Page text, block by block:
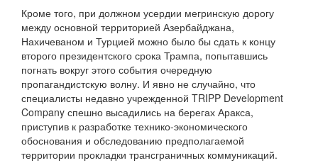
Кроме того, при должном усердии мегринскую дорогу
между основной территорией Азербайджана,
Нахичеваном и Турцией можно было бы сдать к концу
второго президентского срока Трампа, попытавшись
погнать вокруг этого события очередную
пропагандистскую волну. И явно не случайно, что
специалисты недавно учрежденной TRIPP Development
Company спешно высадились на берегах Аракса,
приступив к разработке технико-экономического
обоснования и обследованию предполагаемой
территории прокладки трансграничных коммуникаций.